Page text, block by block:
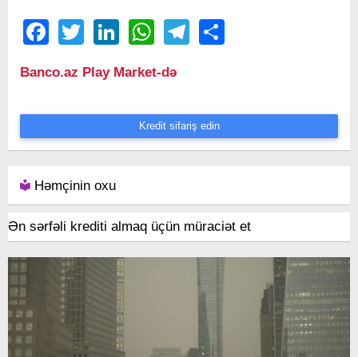
FacebookTwitter LinkedIn WhatsAppTelegram
Banco.az Play Market-də
Kredit sifariş edin
Həmçinin oxu
Ən sərfəli krediti almaq üçün müraciət et